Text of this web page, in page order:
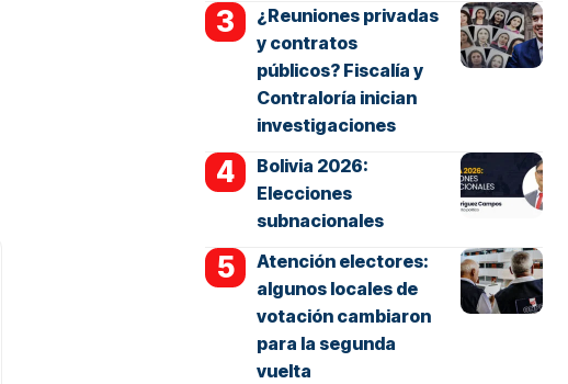
¿Reuniones privadas
y contratos
públicos? Fiscalía y
Contraloría inician
investigaciones
Bolivia 2026:
Elecciones
subnacionales
Atención electores:
algunos locales de
votación cambiaron
para la segunda
vuelta